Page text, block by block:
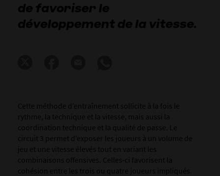
de favoriser le
développement de la vitesse.
Cette méthode d’entraînement sollicite à la fois le
rythme, la technique et la vitesse, mais aussi la
coordination technique et la qualité de passe. Le
circuit 3 permet d’exposer les joueurs à un volume de
jeu et une vitesse élevés tout en variant les
combinaisons offensives. Celles-ci favorisent la
cohésion entre les trois ou quatre joueurs impliqués.